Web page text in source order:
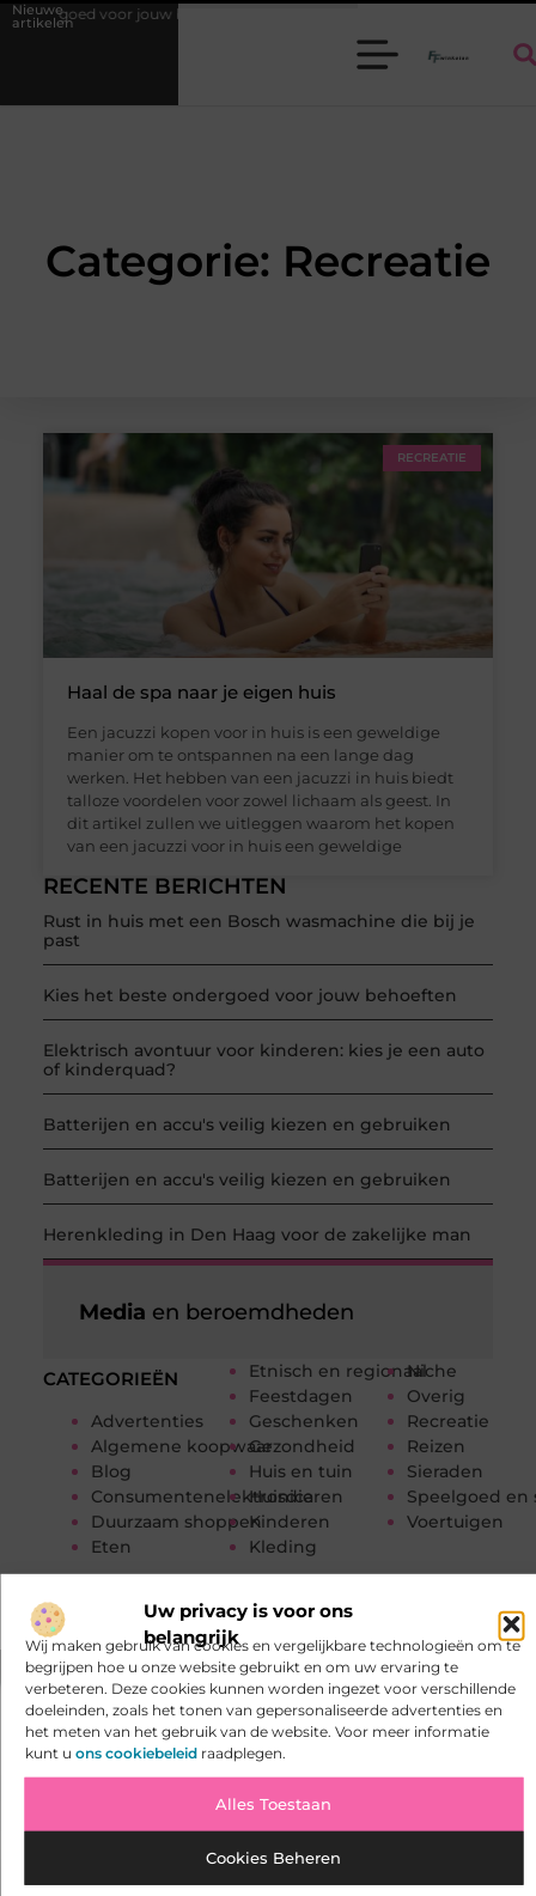
Uw privacy is voor ons
belangrijk
Wij maken gebruik van cookies en vergelijkbare technologieën om te
begrijpen hoe u onze website gebruikt en om uw ervaring te
verbeteren. Deze cookies kunnen worden ingezet voor verschillende
doeleinden, zoals het tonen van gepersonaliseerde advertenties en
het meten van het gebruik van de website. Voor meer informatie
kunt u ons cookiebeleidraadplegen.
Alles Toestaan
Cookies Beheren
Nieuwe
artikelenvoor jouw behoeften
Categorie: Recreatie
RECENTE BERICHTEN
Rust in huis met een Bosch wasmachine die bij je
past
Kies het beste ondergoed voor jouw behoeften
Elektrisch avontuur voor kinderen: kies je een auto
of kinderquad?
Batterijen en accu's veilig kiezen en gebruiken
Batterijen en accu's veilig kiezen en gebruiken
Herenkleding in Den Haag voor de zakelijke man
CATEGORIEËN
Advertenties
Algemene koopwaar
Blog
Consumentenelektronica
Duurzaam shoppen
Eten
Etnisch en regionaal
Feestdagen
Geschenken
Gezondheid
Huis en tuin
Huisdieren
Kinderen
Kleding
Niche
Overig
Recreatie
Reizen
Sieraden
Speelgoed en
Voertuigen
Media en beroemdheden
RECREATIE
Haal de spa naar je eigen huis
Een jacuzzi kopen voor in huis is een geweldige
manier om te ontspannen na een lange dag
werken. Het hebben van een jacuzzi in huis biedt
talloze voordelen voor zowel lichaam als geest. In
dit artikel zullen we uitleggen waarom het kopen
van een jacuzzi voor in huis een geweldige